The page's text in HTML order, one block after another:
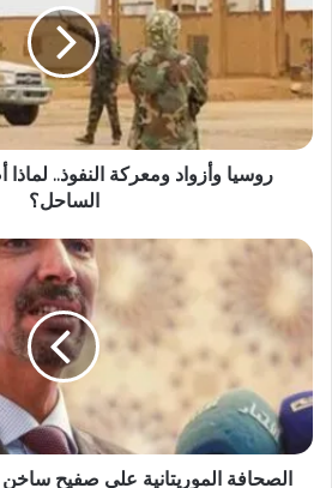
روسيا وأزواد ومعركة النفوذ..
الساحل؟
الصحافة الموريتانية على صفيح